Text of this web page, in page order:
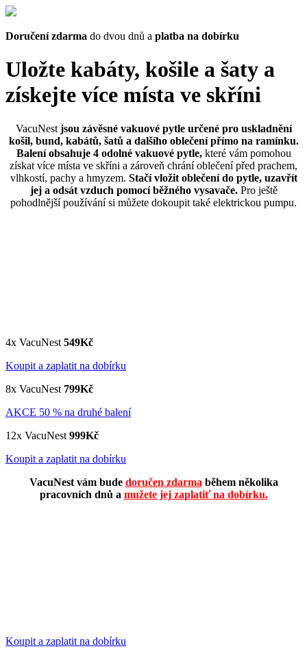
Doručení zdarma do dvou dnů a platba na dobírku
Uložte kabáty, košile a šaty a
získejte více místa ve skříni
VacuNestjsou závěsné vakuové pytle určené pro uskladnění
košil, bund, kabátů, šatů a dalšího oblečení přímo na ramínku.
Balení obsahuje 4 odolné vakuové pytle,které vám pomohou
získat více místa ve skříni a zároveň chrání oblečení před prachem,
vlhkostí, pachy a hmyzem. Stačí vložit oblečení do pytle, uzavřít
jej a odsát vzduch pomocí běžného vysavače.Pro ještě
pohodlnější používání si můžete dokoupit také elektrickou pumpu.
4x VacuNest 549Kč
Koupit a zaplatit na dobírku
8x VacuNest 799Kč
AKCE 50 % na druhé balení
12x VacuNest 999Kč
Koupit a zaplatit na dobírku
VacuNest vám bude doručen zdarma během několika
pracovních dnů a mužete jej zaplatiť na dobírku.
Koupit a zaplatit na dobírku